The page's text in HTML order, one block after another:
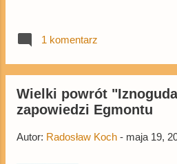
się w nim
Przyjaźń to
przeczytania
odcinka serialu
26 maja,
1 komentarz
Wielki powrót
zapowiedzi Egmontu
Autor: Radosław Koch - maja 19,